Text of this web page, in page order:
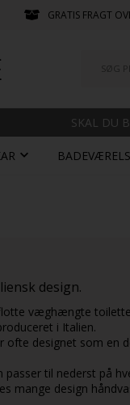
GRATIS FRAGT
SKAL DU
design.
væghængte
i Italien.
designet som en
passer til nederst på
mange design